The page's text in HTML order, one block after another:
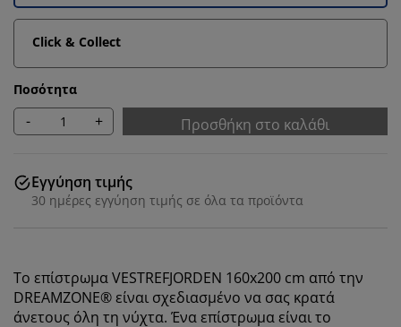
Click & Collect
Ποσότητα
- + Προσθήκη στο καλάθι
Εγγύηση τιμής
30 ημέρες εγγύηση τιμής σε όλα τα προϊόντα
Το επίστρωμαVESTREFJORDEN 160x200 cm από την
DREAMZONE® είναι σχεδιασμένο να σας κρατά
άνετους όλη τη νύχτα. Ένα επίστρωμα είναι το